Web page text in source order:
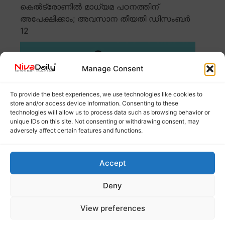
Manage Consent
To provide the best experiences, we use technologies like cookies to
store and/or access device information. Consenting to these
technologies will allow us to process data such as browsing behavior or
unique IDs on this site. Not consenting or withdrawing consent, may
adversely affect certain features and functions.
Accept
Deny
View preferences
കെൽട്രോണിൽ മാധ്യമ പഠനത്തിന്
അപേക്ഷിക്കാം; അവസാന തീയതി ഡിസംബർ
12
കേരള സർക്കാർ സ്ഥാപനമായ കെൽട്രോണിൽ മാധ്യമ
സംസ്ഥാനത്ത് എലിപ്പനി വ്യാപനം രൂക്ഷം; 11